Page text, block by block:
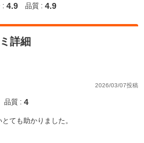
: 4.9 品質 : 4.9
詳細
2026/03/07投稿
品質 : 4
ても助かりました。